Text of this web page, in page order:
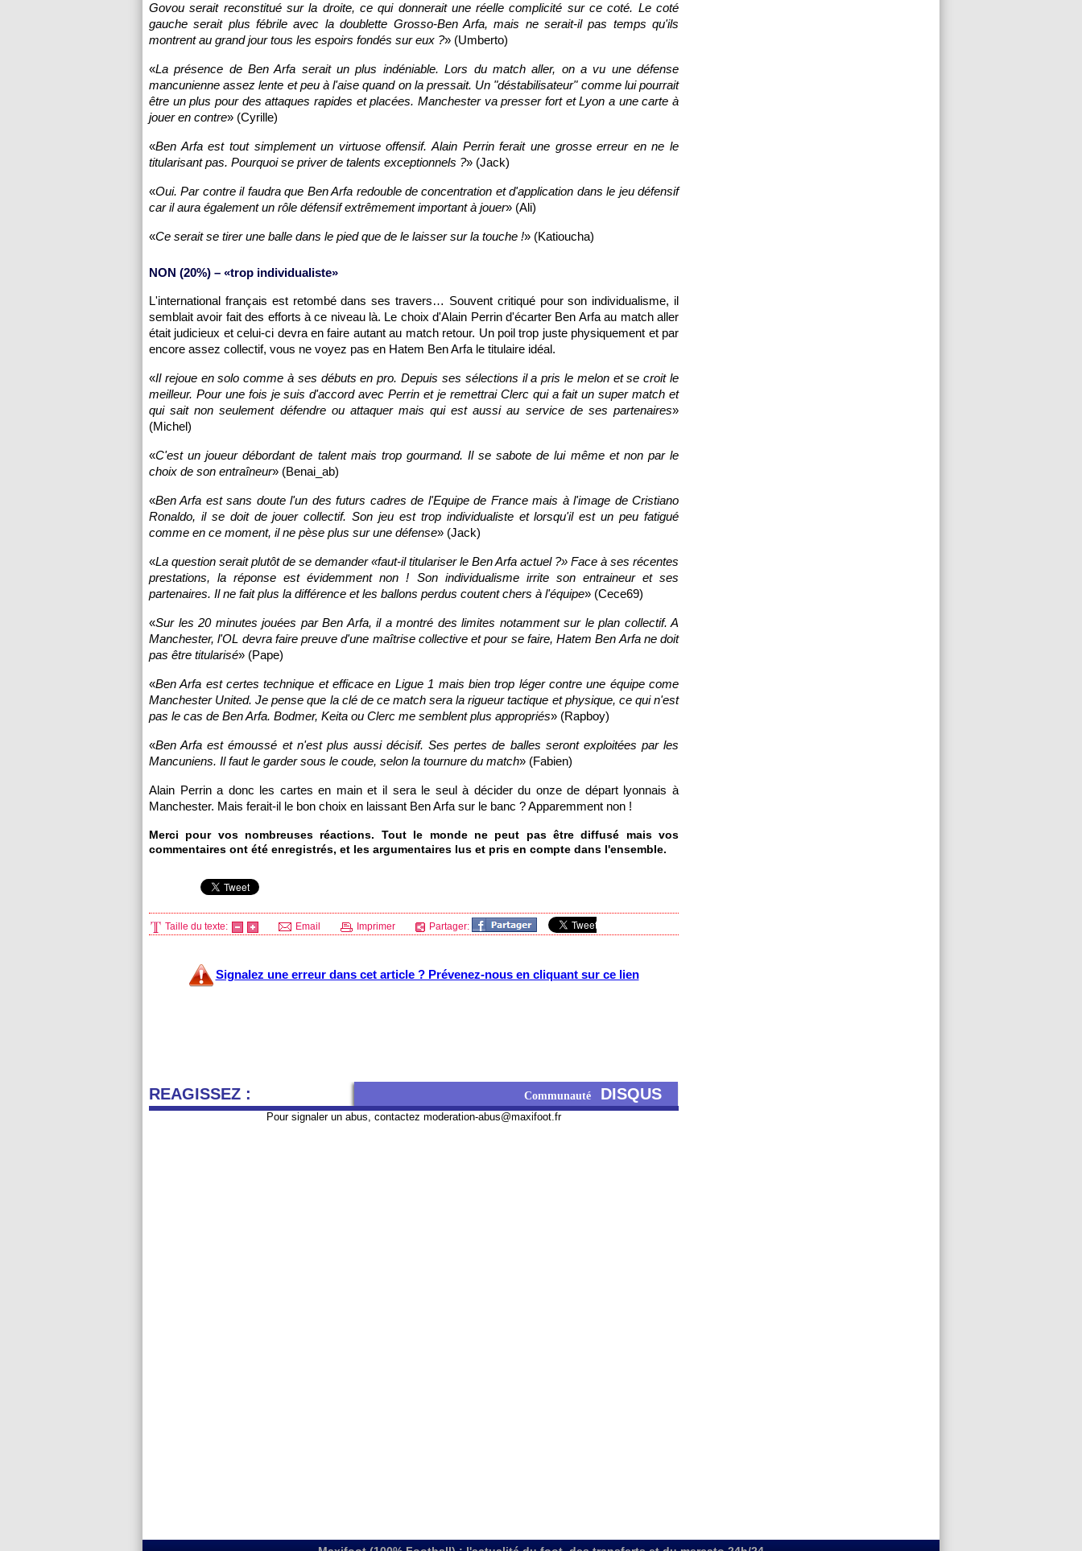
Govou serait reconstitué sur la droite, ce qui donnerait une réelle complicité sur ce coté. Le coté
gauche serait plus fébrile avec la doublette Grosso-Ben Arfa, mais ne serait-il pas temps qu'ils
montrent au grand jour tous les espoirs fondés sur eux ?» (Umberto)
«La présence de Ben Arfa serait un plus indéniable. Lors du match aller, on a vu une défense
mancunienne assez lente et peu à l'aise quand on la pressait. Un "déstabilisateur" comme lui pourrait
être un plus pour des attaques rapides et placées. Manchester va presser fort etLyon a une carte à
jouer en contre» (Cyrille)
«Ben Arfa est tout simplement un virtuose offensif. Alain Perrin ferait une grosse erreur en ne le
titularisant pas. Pourquoi se priver de talents exceptionnels ?» (Jack)
«Oui. Par contre il faudra que Ben Arfa redouble de concentration et d'application dans le jeu défensif
car il aura également un rôle défensif extrêmement important à jouer» (Ali)
«Ce serait se tirer une balle dans le pied que de le laisser sur la touche !» (Katioucha)
NON (20%) – «trop individualiste»
L'international français est retombé dans ses travers… Souvent critiqué pour son individualisme, il
semblait avoir fait des efforts à ce niveau là. Le choix d'Alain Perrin d'écarter Ben Arfa au match aller
était judicieux et celui-ci devra en faire autant au match retour. Un poil trop juste physiquement et par
encore assez collectif, vous ne voyez pas en Hatem Ben Arfa le titulaire idéal.
«Il rejoue en solo comme à ses débuts en pro. Depuis ses sélections il a pris le melon et se croit le
meilleur. Pour une fois je suis d'accord avec Perrin et je remettrai Clerc qui a fait un super match et
qui sait non seulement défendre ou attaquer mais qui est aussi au service de ses partenaires»
(Michel)
«C'est un joueur débordant de talent mais trop gourmand. Il se sabote de lui même et non par le
choix de son entraîneur» (Benai_ab)
«Ben Arfa est sans doute l'un des futurs cadres de l'Equipe de France mais à l'image de Cristiano
Ronaldo, il se doit de jouer collectif. Son jeu est trop individualiste et lorsqu'il est un peu fatigué
comme en ce moment, il ne pèse plus sur une défense» (Jack)
«La question serait plutôt de se demander «faut-il titulariser le Ben Arfa actuel ?» Face à ses récentes
prestations, la réponse est évidemment non ! Son individualisme irrite son entraineur et ses
partenaires. Il ne fait plus la différence et les ballons perdus coutent chers à l'équipe» (Cece69)
«Sur les 20 minutes jouées par Ben Arfa, il a montré des limites notamment sur le plan collectif. A
Manchester,l'OL devra faire preuve d'une maîtrise collective et pour se faire, Hatem Ben Arfa ne doit
pas être titularisé» (Pape)
«Ben Arfa est certes technique et efficace en Ligue 1 mais bien trop léger contre une équipe come
Manchester United. Je pense que la clé de ce match sera la rigueur tactique et physique, ce qui n'est
pas le cas de Ben Arfa. Bodmer, Keita ou Clerc me semblent plus appropriés» (Rapboy)
«Ben Arfa est émoussé et n'est plus aussi décisif. Ses pertes de balles seront exploitées par les
Mancuniens. Il faut le garder sous le coude, selon la tournure du match» (Fabien)
Alain Perrin a donc les cartes en main et il sera le seul à décider du onze de départ lyonnais à
Manchester. Mais ferait-il le bon choix en laissant Ben Arfa sur le banc ? Apparemment non !
Merci pour vos nombreuses réactions. Tout le monde ne peut pas être diffusé mais vos
commentaires ont été enregistrés, et les argumentaires lus et pris en compte dans l'ensemble.
Taille du texte: Email Imprimer Partager:
Signalez une erreur dans cet article ? Prévenez-nous en cliquant sur ce lien
REAGISSEZ : Communauté DISQUS
Pour signaler un abus, contactez moderation-abus@maxifoot.fr